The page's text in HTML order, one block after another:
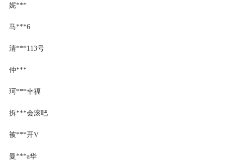
妮***
马***6
清***113号
仲***
珂***幸福
拆***会滚吧
被***开V
曼***a华